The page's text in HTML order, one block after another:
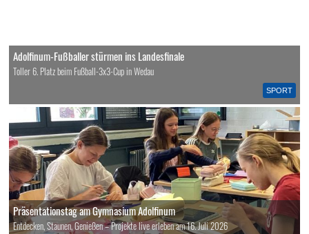
SPORT
Adolfinum-Fußballer stürmen ins Landesfinale
Toller 6. Platz beim Fußball-3x3-Cup in Wedau
Präsentationstag am Gymnasium Adolfinum
Entdecken, Staunen, Genießen – Projekte live erleben am 16. Juli 2026